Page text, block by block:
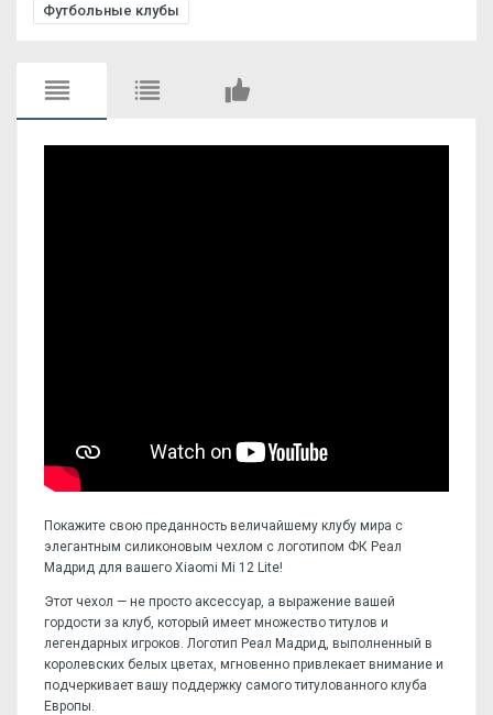
Футбольные клубы
Покажите свою преданность величайшему клубу мира с
элегантным силиконовым чехлом с логотипом ФК Реал
Мадрид для вашего Xiaomi Mi 12 Lite!
Этот чехол — не просто аксессуар, а выражение вашей
гордости за клуб, который имеет множество титулов и
легендарных игроков. Логотип Реал Мадрид, выполненный в
королевских белых цветах, мгновенно привлекает внимание и
подчеркивает вашу поддержку самого титулованного клуба
Европы.